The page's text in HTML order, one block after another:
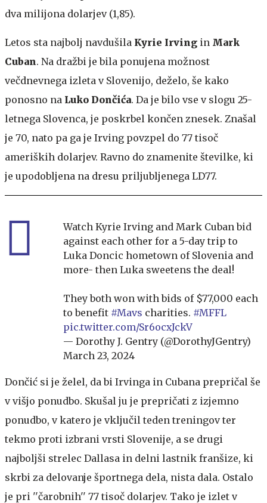
dva milijona dolarjev (1,85).
Letos sta najbolj navdušila Kyrie Irving in Mark
Cuban. Na dražbi je bila ponujena možnost
večdnevnega izleta v Slovenijo, deželo, še kako
ponosno na Luko Dončića. Da je bilo vse v slogu 25-
letnega Slovenca, je poskrbel končen znesek. Znašal
je 70, nato pa ga je Irving povzpel do 77 tisoč
ameriških dolarjev. Ravno do znamenite številke, ki
je upodobljena na dresu priljubljenega LD77.
Watch Kyrie Irving and Mark Cuban bid
against each other for a 5-day trip to
Luka Doncic hometown of Slovenia and
more- then Luka sweetens the deal!
They both won with bids of $77,000 each
to benefit #Mavs charities. #MFFL
pic.twitter.com/Sr6ocxJckV
— Dorothy J. Gentry (@DorothyJGentry)
March 23, 2024
Dončić si je želel, da bi Irvinga in Cubana prepričal še
v višjo ponudbo. Skušal ju je prepričati z izjemno
ponudbo, v katero je vključil teden treningov ter
tekmo proti izbrani vrsti Slovenije, a se drugi
najboljši strelec Dallasa in delni lastnik franšize, ki
skrbi za delovanje športnega dela, nista dala. Ostalo
je pri ''čarobnih'' 77 tisoč dolarjev. Tako je izlet v